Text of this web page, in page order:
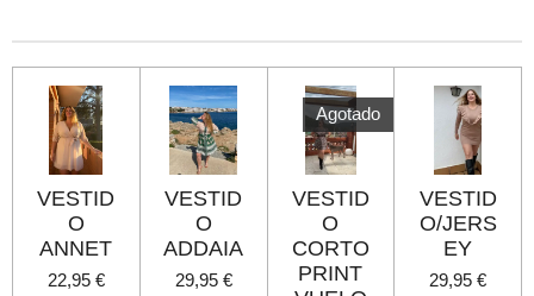
r
r
r
r
r
r
r
VESTID
O
ANNET
22,95 €
VESTID
O
ADDAIA
29,95 €
Agotado
VESTID
O
CORTO
PRINT
VESTID
O/JERS
EY
29,95 €